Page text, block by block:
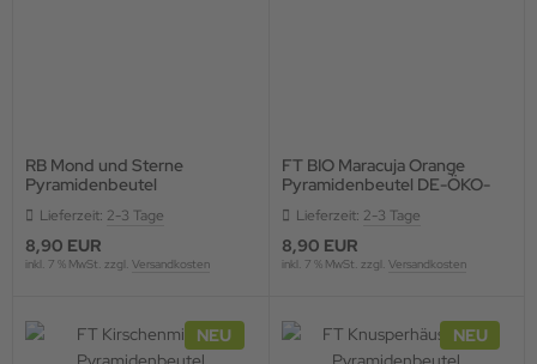
RB Mond und Sterne
Pyramidenbeutel
Lieferzeit: 2-3 Tage
8,90 EUR
inkl. 7 % MwSt. zzgl. Versandkosten
FT BIO Maracuja Orange
Pyramidenbeutel DE-ÖKO-
Lieferzeit: 2-3 Tage
8,90 EUR
inkl. 7 % MwSt. zzgl. Versandkosten
NEU NEU